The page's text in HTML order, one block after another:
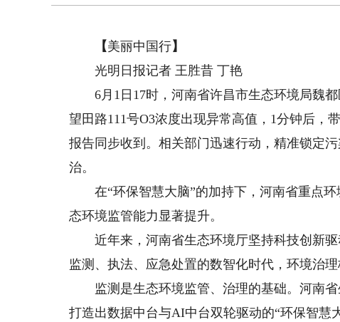
【美丽中国行】
光明日报记者 王胜昔 丁艳
6月1日17时，河南省许昌市生态环境局魏都
望田路111号O3浓度出现异常高值，1分钟后，
报告同步收到。相关部门迅速行动，精准锁定
治。
在“环保智慧大脑”的加持下，河南省重点环
态环境监管能力显著提升。
近年来，河南省生态环境厅坚持科技创新驱
监测、执法、应急处置的数智化时代，环境治理
监测是生态环境监管、治理的基础。河南省
打造出数据中台与AI中台双轮驱动的“环保智慧